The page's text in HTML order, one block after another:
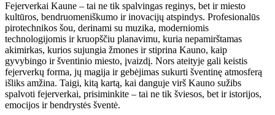
Fejerverkai Kaune – tai ne tik spalvingas reginys, bet ir miesto
kultūros, bendruomeniškumo ir inovacijų atspindys. Profesionalūs
pirotechnikos šou, derinami su muzika, moderniomis
technologijomis ir kruopščiu planavimu, kuria nepamirštamas
akimirkas, kurios sujungia žmones ir stiprina Kauno, kaip
gyvybingo ir šventinio miesto, įvaizdį. Nors ateityje gali keistis
fejerverkų forma, jų magija ir gebėjimas sukurti šventinę atmosferą
išliks amžina. Taigi, kitą kartą, kai danguje virš Kauno sužibs
spalvoti fejerverkai, prisiminkite – tai ne tik šviesos, bet ir istorijos,
emocijos ir bendrystės šventė.